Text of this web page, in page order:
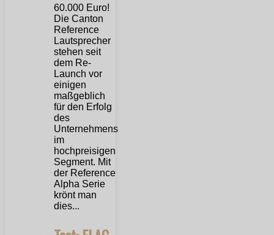
Die Canton
Reference
Lautsprecher
stehen seit
dem Re-
Launch vor
einigen
maßgeblich
für den Erfolg
des
Unternehmens
im
hochpreisigen
Segment. Mit
der Reference
Alpha Serie
krönt man
dies...